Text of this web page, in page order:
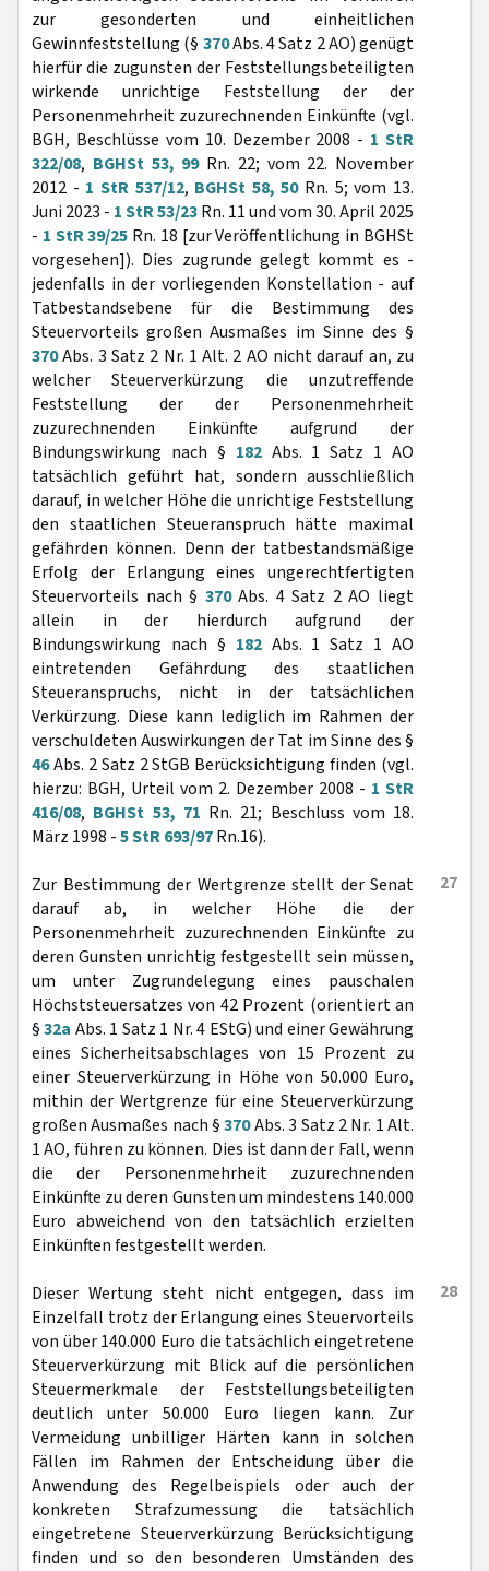
zur gesonderten und einheitlichen
Gewinnfeststellung (§ 370Abs. 4 Satz 2 AO) genügt
hierfür die zugunsten der Feststellungsbeteiligten
wirkende unrichtige Feststellung der der
Personenmehrheit zuzurechnenden Einkünfte (vgl.
BGH, Beschlüsse vom 10. Dezember 2008 - 1 StR
322/08, BGHSt 53, 99Rn. 22; vom 22. November
2012 - 1 StR 537/12, BGHSt 58, 50Rn. 5; vom 13.
Juni 2023 - 1 StR 53/23Rn. 11 und vom 30. April 2025
- 1 StR 39/25 Rn. 18 [zur Veröffentlichung in BGHSt
vorgesehen]). Dies zugrunde gelegt kommt es -
jedenfalls in der vorliegenden Konstellation - auf
Tatbestandsebene für die Bestimmung des
Steuervorteils großen Ausmaßes im Sinne des §
370Abs. 3 Satz 2 Nr. 1 Alt. 2 AO nicht darauf an, zu
welcher Steuerverkürzung die unzutreffende
Feststellung der der Personenmehrheit
zuzurechnenden Einkünfte aufgrund der
Bindungswirkung nach § 182Abs. 1 Satz 1 AO
tatsächlich geführt hat, sondern ausschließlich
darauf, in welcher Höhe die unrichtige Feststellung
den staatlichen Steueranspruch hätte maximal
gefährden können. Denn der tatbestandsmäßige
Erfolg der Erlangung eines ungerechtfertigten
Steuervorteils nach § 370Abs. 4 Satz 2 AO liegt
allein in der hierdurch aufgrund der
Bindungswirkung nach § 182Abs. 1 Satz 1 AO
eintretenden Gefährdung des staatlichen
Steueranspruchs, nicht in der tatsächlichen
Verkürzung. Diese kann lediglich im Rahmen der
verschuldeten Auswirkungen der Tat im Sinne des §
46Abs. 2 Satz 2 StGB Berücksichtigung finden (vgl.
hierzu: BGH, Urteil vom 2. Dezember 2008 - 1 StR
416/08, BGHSt 53, 71 Rn. 21; Beschluss vom 18.
März 1998 -5 StR 693/97Rn.16).
27
Zur Bestimmung der Wertgrenze stellt der Senat
darauf ab, in welcher Höhe die der
Personenmehrheit zuzurechnenden Einkünfte zu
deren Gunsten unrichtig festgestellt sein müssen,
um unter Zugrundelegung eines pauschalen
Höchststeuersatzes von 42 Prozent (orientiert an
§32a Abs. 1 Satz 1 Nr. 4 EStG) und einer Gewährung
eines Sicherheitsabschlages von 15 Prozent zu
einer Steuerverkürzung in Höhe von 50.000 Euro,
mithin der Wertgrenze für eine Steuerverkürzung
großen Ausmaßes nach §370Abs. 3 Satz 2 Nr. 1 Alt.
1 AO, führen zu können. Dies ist dann der Fall, wenn
die der Personenmehrheit zuzurechnenden
Einkünfte zu deren Gunsten um mindestens 140.000
Euro abweichend von den tatsächlich erzielten
Einkünften festgestellt werden.
28
Dieser Wertung steht nicht entgegen, dass im
Einzelfall trotz der Erlangung eines Steuervorteils
von über 140.000 Euro die tatsächlich eingetretene
Steuerverkürzung mit Blick auf die persönlichen
Steuermerkmale der Feststellungsbeteiligten
deutlich unter 50.000 Euro liegen kann. Zur
Vermeidung unbilliger Härten kann in solchen
Fällen im Rahmen der Entscheidung über die
Anwendung des Regelbeispiels oder auch der
konkreten Strafzumessung die tatsächlich
eingetretene Steuerverkürzung Berücksichtigung
finden und so den besonderen Umständen des